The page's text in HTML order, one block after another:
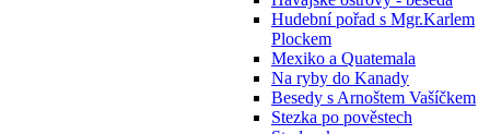
Hudební pořad s Mgr.Karlem
Plockem
Mexiko a Quatemala
Na ryby do Kanady
Besedy s Arnoštem Vašíčkem
Stezka po pověstech